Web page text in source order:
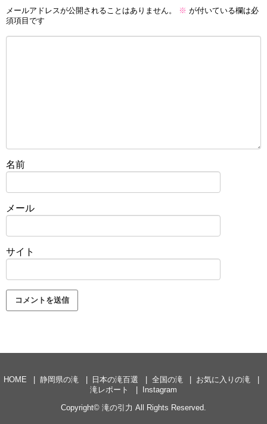
メールアドレスが公開されることはありません。 ※ が付いている欄は必
須項目です
名前
メール
サイト
HOME 静岡県の滝 日本の滝百選 全国の滝
お気に入りの滝
滝レポート
Instagram
Copyright© 滝の引力 All Rights Reserved.